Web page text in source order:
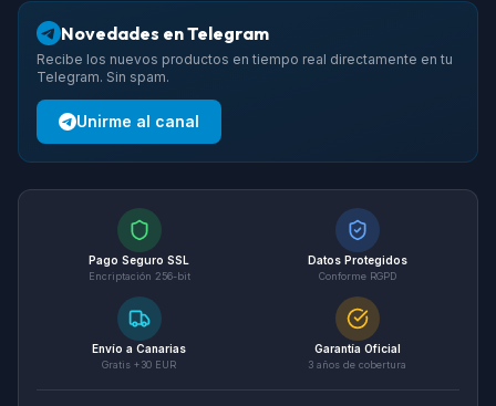
Novedades en Telegram
Recibe los nuevos productos en tiempo real directamente en tu
Telegram. Sin spam.
Unirme al canal
Pago Seguro SSL
Encriptación 256-bit
Datos Protegidos
Conforme RGPD
Envío a Canarias
Gratis +30 EUR
Garantía Oficial
3 años de cobertura